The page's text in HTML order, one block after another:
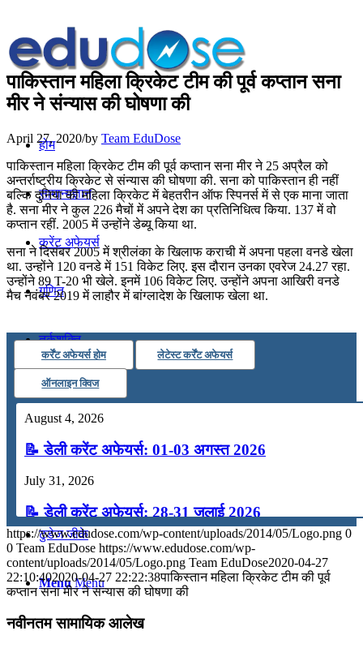
होम
सामान्यज्ञान
करेंट अफेयर्स
गणित
तर्कशक्ति
कंप्यूटर
मॉक टेस्ट
टुडेज जीके
Menu Menu
पाकिस्तान महिला क्रिकेट टीम की पूर्व कप्तान सना
मीर ने संन्यास की घोषणा की
April 27, 2020/by Team EduDose
पाकिस्तान महिला क्रिकेट टीम की पूर्व कप्तान सना मीर ने 25 अप्रैल को
अन्तर्राष्ट्रीय क्रिकेट से संन्यास की घोषणा की. सना को पाकिस्तान ही नहीं
बल्कि दुनिया की महिला क्रिकेट में बेहतरीन ऑफ स्पिनर्स में से एक माना जाता
है. सना मीर ने कुल 226 मैचों में अपने देश का प्रतिनिधित्व किया. 137 में वो
कप्तान रहीं. 2005 में उन्होंने डेब्यू किया था.
सना ने दिसंबर 2005 में श्रीलंका के खिलाफ कराची में अपना पहला वनडे खेला
था. उन्होंने 120 वनडे में 151 विकेट लिए. इस दौरान उनका एवरेज 24.27 रहा.
उन्होंने 89 T-20 भी खेले. इनमें 106 विकेट लिए. उन्होंने अपना आखिरी वनडे
मैच नवंबर 2019 में लाहौर में बांग्लादेश के खिलाफ खेला था.
कर्रेंट अफेयर्स होम लेटेस्ट कर्रेंट अफेयर्स
ऑनलाइन क्विज
August 4, 2026
📝 डेली करेंट अफेयर्स: 01-03 अगस्त 2026
July 31, 2026
📝 डेली करेंट अफेयर्स: 28-31 जुलाई 2026
July 28, 2026
📝 डेली करेंट अफेयर्स: 25-27 जुलाई 2026
https://www.edudose.com/wp-content/uploads/2014/05/Logo.png 0
0 Team EduDose https://www.edudose.com/wp-
content/uploads/2014/05/Logo.png Team EduDose2020-04-27
22:10:402020-04-27 22:22:38पाकिस्तान महिला क्रिकेट टीम की पूर्व
कप्तान सना मीर ने संन्यास की घोषणा की
नवीनतम सामायिक आलेख